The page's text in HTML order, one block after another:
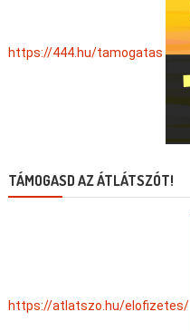
https://444.hu/tamogatas
TÁMOGASD AZ ÁTLÁTSZÓT!
https://atlatszo.hu/elofizetes/